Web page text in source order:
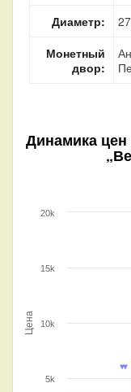
Диаметр:
Монетный
двор:
Динамика
Цена
5k
10k
15k
20k